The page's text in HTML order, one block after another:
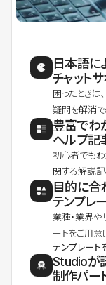
日本語に
チャット
困ったときは
疑問を解消で
豊富でわ
ヘルプ記
初心者でもわ
関する解説記
目的に合
テンプレ
業種・業界
ートをご用意
テンプレート
Studioが
制作パー